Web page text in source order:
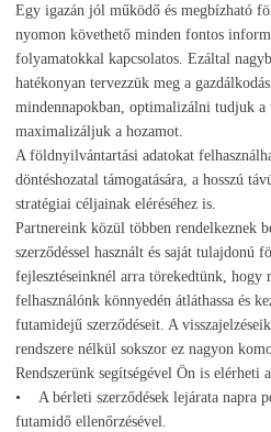
Egy igazán jól működő és megbízható
nyomon követhető minden fontos
folyamatokkal kapcsolatos. Ezáltal
hatékonyan tervezzük meg a
mindennapokban, optimalizálni tudjuk a
maximalizáljuk a hozamot.
A földnyilvántartási adatokat
döntéshozatal támogatására, a hosszú
stratégiai céljainak eléréséhez is.
Partnereink közül többen rendelkeznek
szerződéssel használt és saját tulajdonú
fejlesztéseinknél arra törekedtünk, hogy
felhasználónk könnyedén átláthassa és
futamidejű szerződéseit. A
rendszere nélkül sokszor ez nagyon
Rendszerünk segítségével Ön is elérheti
• A bérleti szerződések lejárata napra
futamidő ellenőrzésével.